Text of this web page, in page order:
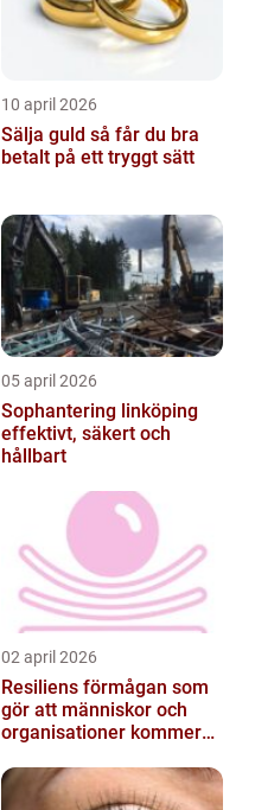
10 april 2026
Sälja guld så får du bra
betalt på ett tryggt sätt
05 april 2026
Sophantering linköping
effektivt, säkert och
hållbart
02 april 2026
Resiliens förmågan som
gör att människor och
organisationer kommer